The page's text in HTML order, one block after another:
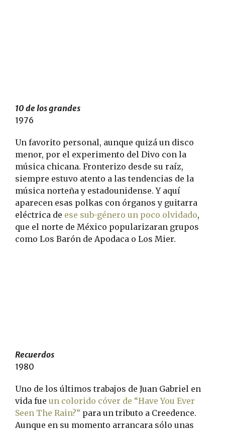
10 de los grandes
1976
Un favorito personal, aunque quizá un disco
menor, por el experimento del Divo con la
música chicana. Fronterizo desde su raíz,
siempre estuvo atento a las tendencias de la
música norteña y estadounidense. Y aquí
aparecen esas polkas con órganos y guitarra
eléctrica de ese sub-género un poco olvidado,
que el norte de México popularizaran grupos
como Los Barón de Apodaca o Los Mier.
Recuerdos
1980
Uno de los últimos trabajos de Juan Gabriel en
vida fue un colorido cóver de “Have You Ever
Seen The Rain?” para un tributo a Creedence.
Aunque en su momento arrancara sólo unas